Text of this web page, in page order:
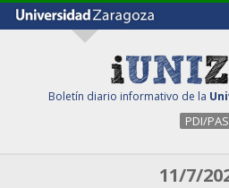
Boletín diario informativo de la
PDI/PAS
11/7/